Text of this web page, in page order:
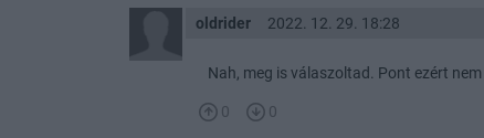
oldrider 2022. 12. 29. 18:28
Nah, meg is válaszoltad. Pont ezért nem
0 0